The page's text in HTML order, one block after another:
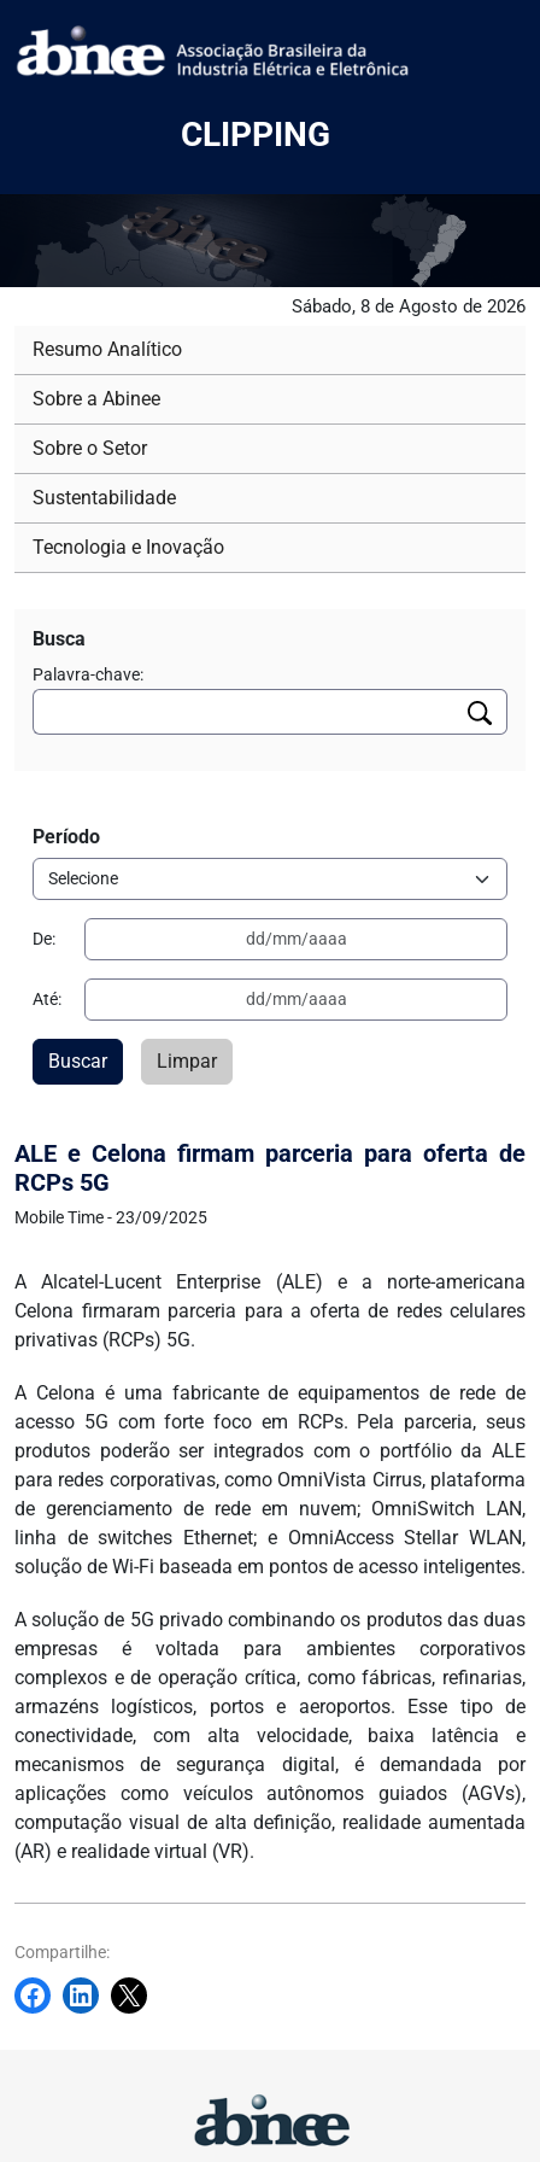
CLIPPING
Sábado, 8 de Agosto de 2026
ALE e Celona firmam parceria para oferta de
RCPs 5G
Mobile Time - 23/09/2025
A Alcatel-Lucent Enterprise (ALE) e a norte-americana
Celona firmaram parceria para a oferta de redes celulares
privativas (RCPs) 5G.
A Celona é uma fabricante de equipamentos de rede de
acesso 5G com forte foco em RCPs. Pela parceria, seus
produtos poderão ser integrados com o portfólio da ALE
para redes corporativas, como OmniVista Cirrus, plataforma
de gerenciamento de rede em nuvem; OmniSwitch LAN,
linha de switches Ethernet; e OmniAccess Stellar WLAN,
solução de Wi-Fi baseada em pontos de acesso inteligentes.
A solução de 5G privado combinando os produtos das duas
empresas é voltada para ambientes corporativos
complexos e de operação crítica, como fábricas, refinarias,
armazéns logísticos, portos e aeroportos. Esse tipo de
conectividade, com alta velocidade, baixa latência e
mecanismos de segurança digital, é demandada por
aplicações como veículos autônomos guiados (AGVs),
computação visual de alta definição, realidade aumentada
(AR) e realidade virtual (VR).
Compartilhe:
Resumo Analítico
Sobre a Abinee
Sobre o Setor
Sustentabilidade
Tecnologia e Inovação
Busca
Palavra-chave:
Período
De:
Até:
Buscar Limpar